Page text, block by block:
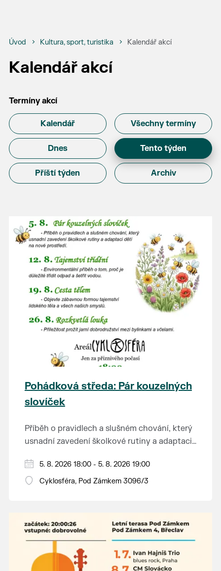
Úvod Kultura, sport, turistika Kalendář akcí
Kalendář akcí
Termíny akcí
Kalendář Všechny termíny
Dnes Tento týden
Příští týden Archiv
Pohádková středa: Pár kouzelných
slovíček
Příběh o pravidlech a slušném chování, který
usnadní zavedení školkové rutiny a adaptaci
Hraje se jen za příznivého počasí.
Vstupné dobrovolné.
5. 8. 2026 18:00 - 5. 8. 2026 19:00
Cyklosféra, Pod Zámkem 3096/3